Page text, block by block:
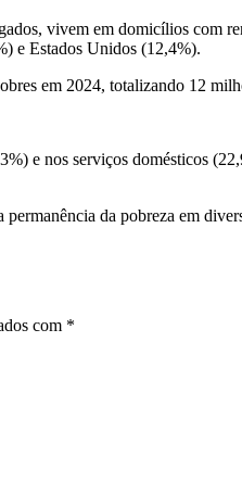
vivem em domicílios
e Estados Unidos (12,4%).
em 2024, totalizando 12
e nos serviços domésticos
da pobreza em
com *